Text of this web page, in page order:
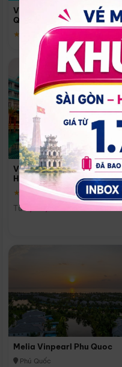
Vinpearl Resort & Spa Phu
Quoc
★ 5.0
Vinpearl Resort & Golf Nam
Hội An
★ 5.0
Từ
Melia Vinpearl Phu Quoc
Phú Quốc